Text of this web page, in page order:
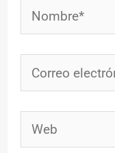
Nombre*
Correo
electrónico*
Web